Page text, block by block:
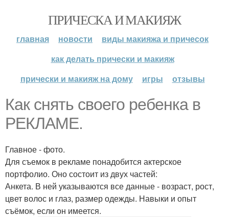
ПРИЧЕСКА И МАКИЯЖ
главная новости
виды макияжа и причесок
как делать прически и макияж
прически и макияж на дому
игры отзывы
Как снять своего ребенка в
РЕКЛАМЕ.
Главное - фото.
Для съемок в рекламе понадобится актерское
портфолио. Оно состоит из двух частей:
Анкета. В ней указываются все данные - возраст, рост,
цвет волос и глаз, размер одежды. Навыки и опыт
съёмок, если он имеется.